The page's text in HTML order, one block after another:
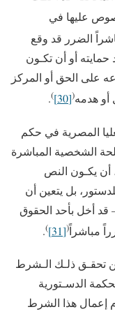
عليها في
الضرر قد وقع
حمايته أو أن تكـون
على الحق أو المركز
أو هدمه(
[30]
)
.
المصرية في حكم
الشخصية المباشرة
أن يكـون النص
بل يتعين أن
قد أخل بأحد الحقوق
مباشراً(
[31]
)
.
تحقـق ذلـك الـشرط
الدسـتورية
إعمال هذا الشرط